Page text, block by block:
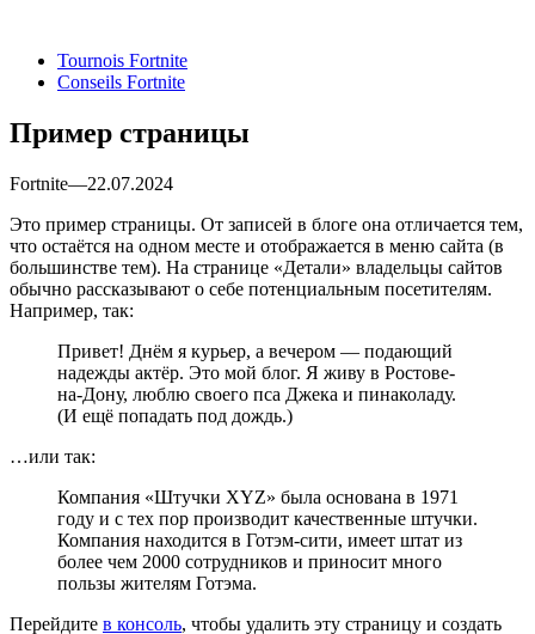
Tournois Fortnite
Conseils Fortnite
Пример страницы
Fortnite—22.07.2024
Это пример страницы. От записей в блоге она отличается тем,
что остаётся на одном месте и отображается в меню сайта (в
большинстве тем). На странице «Детали» владельцы сайтов
обычно рассказывают о себе потенциальным посетителям.
Например, так:
Привет! Днём я курьер, а вечером — подающий
надежды актёр. Это мой блог. Я живу в Ростове-
на-Дону, люблю своего пса Джека и пинаколаду.
(И ещё попадать под дождь.)
…или так:
Компания «Штучки XYZ» была основана в 1971
году и с тех пор производит качественные штучки.
Компания находится в Готэм-сити, имеет штат из
более чем 2000 сотрудников и приносит много
пользы жителям Готэма.
Перейдите в консоль, чтобы удалить эту страницу и создать